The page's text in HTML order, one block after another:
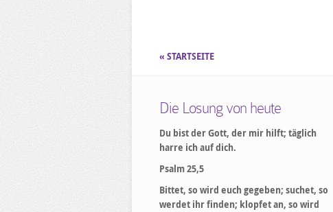
« STARTSEITE
Die Losung von heute
Du bist der Gott, der mir hilft; täglich
harre ich auf dich.
Psalm 25,5
Bittet, so wird euch gegeben; suchet, so
werdet ihr finden; klopfet an, so wird